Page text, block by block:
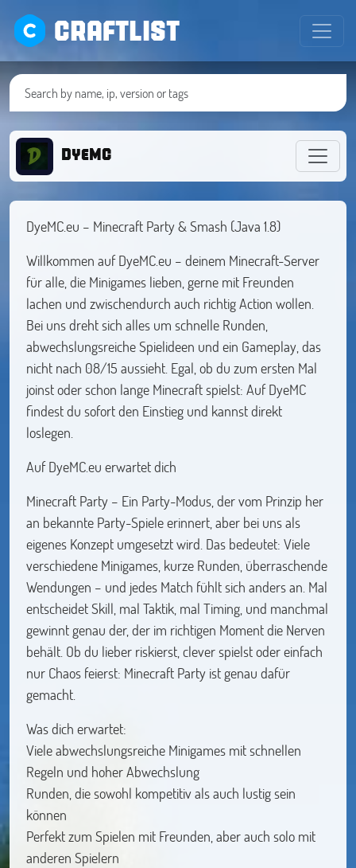
CRAFTLIST
DyeMC
DyeMC.eu – Minecraft Party & Smash (Java 1.8)
Willkommen auf DyeMC.eu – deinem Minecraft-Server
für alle, die Minigames lieben, gerne mit Freunden
lachen und zwischendurch auch richtig Action wollen.
Bei uns dreht sich alles um schnelle Runden,
abwechslungsreiche Spielideen und ein Gameplay, das
nicht nach 08/15 aussieht. Egal, ob du zum ersten Mal
joinst oder schon lange Minecraft spielst: Auf DyeMC
findest du sofort den Einstieg und kannst direkt
loslegen.
Auf DyeMC.eu erwartet dich
Minecraft Party – Ein Party-Modus, der vom Prinzip her
an bekannte Party-Spiele erinnert, aber bei uns als
eigenes Konzept umgesetzt wird. Das bedeutet: Viele
verschiedene Minigames, kurze Runden, überraschende
Wendungen – und jedes Match fühlt sich anders an. Mal
entscheidet Skill, mal Taktik, mal Timing, und manchmal
gewinnt genau der, der im richtigen Moment die Nerven
behält. Ob du lieber riskierst, clever spielst oder einfach
nur Chaos feierst: Minecraft Party ist genau dafür
gemacht.
Was dich erwartet:
Viele abwechslungsreiche Minigames mit schnellen
Regeln und hoher Abwechslung
Runden, die sowohl kompetitiv als auch lustig sein
können
Perfekt zum Spielen mit Freunden, aber auch solo mit
anderen Spielern